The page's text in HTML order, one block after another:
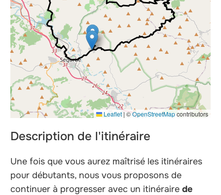
Leaflet|©OpenStreetMapcontributors
Description de l'itinéraire
Une fois que vous aurez maîtrisé les itinéraires
pour débutants, nous vous proposons de
continuer à progresser avec un itinérairede